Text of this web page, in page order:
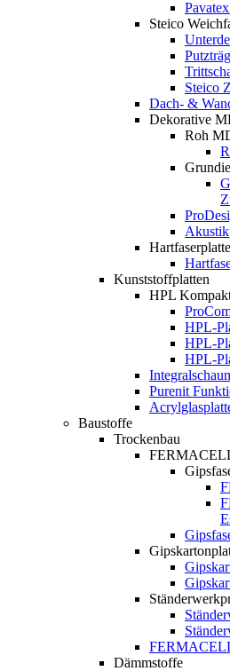
Steico
Steico
Dach- &
Dekorative
Roh
Kunststoffplatten
HPL
HPL-
HPL-
HPL-
Purenit
Baustoffe
Trockenbau
Dämmstoffe